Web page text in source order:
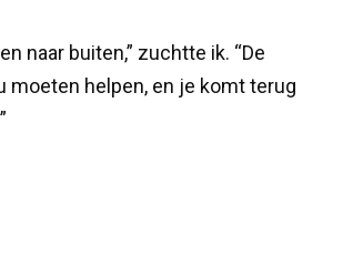
naar buiten,” zuchtte ik. “De
moeten helpen, en je komt terug